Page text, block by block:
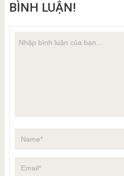
BÌNH LUẬN!